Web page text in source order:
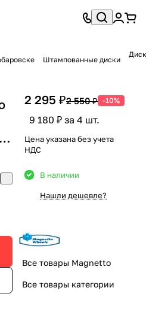
Штампованные диски
2 295 ₽2 550 ₽ -10%
9 180 ₽ за 4 шт.
Цена указана без учета
НДС
В наличии
Нашли дешевле?
Все товары Magnetto
Все товары категории